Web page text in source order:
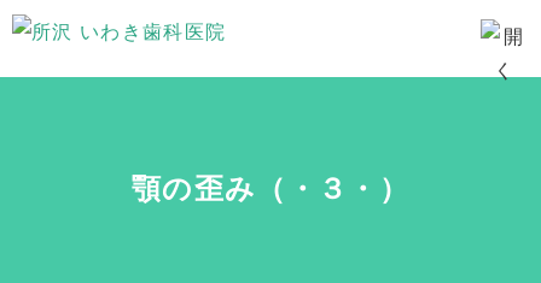
顎の歪み（・３・）